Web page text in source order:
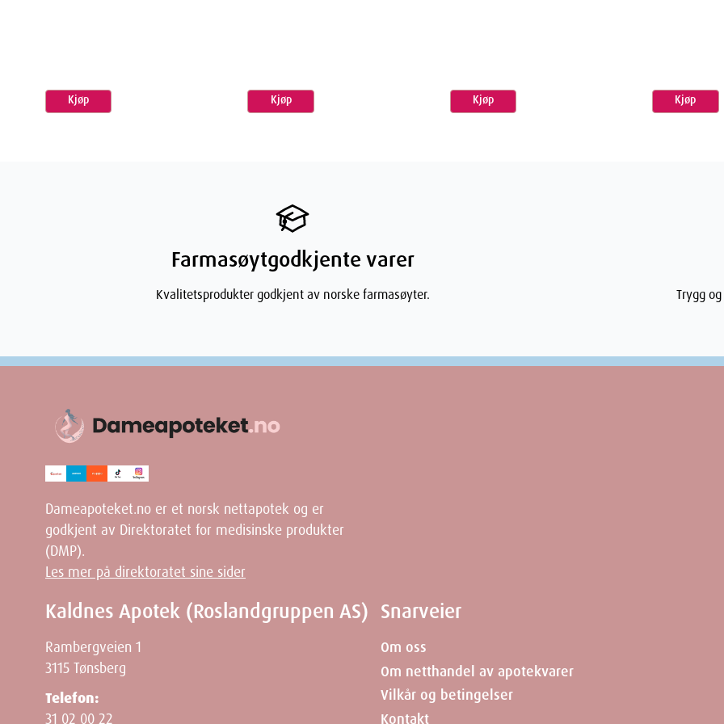
coco-glucoside, sodium myristoyl glutamate, glycol distearate, glyceryl oleate, sodium chloride,
acrylates/c10-30 alkyl acrylate crosspolymer, caprylyl glycol, citric acid, fragrance (parfum),
sodium hydroxide, tocopherol, trideceth-6.
Dimensjoner
Width 3.3cm
Height
Kjøp Kjøp Kjøp Kjøp
Farmasøytgodkjente varer
Kvalitetsprodukter godkjent av norske farmasøyter. Trygg
Dameapoteket.no er et norsk nettapotek og er
godkjent av Direktoratet for medisinske produkter
(DMP).
Les mer på direktoratet sine sider
Kaldnes Apotek (Roslandgruppen AS)
Rambergveien 1
3115 Tønsberg
Telefon:
31 02 00 22
Snarveier
Om oss
Om netthandel av apotekvarer
Vilkår og betingelser
Kontakt